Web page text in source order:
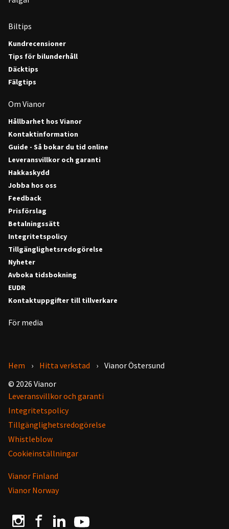
Biltips
Kundrecensioner
Tips för bilunderhåll
Däcktips
Fälgtips
Om Vianor
Hållbarhet hos Vianor
Kontaktinformation
Guide - Så bokar du tid online
Leveransvillkor och garanti
Hakkaskydd
Jobba hos oss
Feedback
Prisförslag
Betalningssätt
Integritetspolicy
Tillgänglighetsredogörelse
Nyheter
Avboka tidsbokning
EUDR
Kontaktuppgifter till tillverkare
För media
Hem Hitta verkstad
Vianor Östersund
© 2026 Vianor
Leveransvillkor och garanti
Integritetspolicy
Tillgänglighetsredogörelse
Whistleblow
Cookieinställningar
Vianor Finland
Vianor Norway